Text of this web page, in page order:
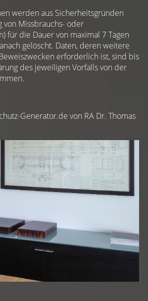
werden aus Sicherheitsgründen
von Missbrauchs- oder
für die Dauer von maximal 7 Tagen
gelöscht. Daten, deren weitere
erforderlich ist, sind bis
des jeweiligen Vorfalls von der
Generator.de von RA Dr. Thomas